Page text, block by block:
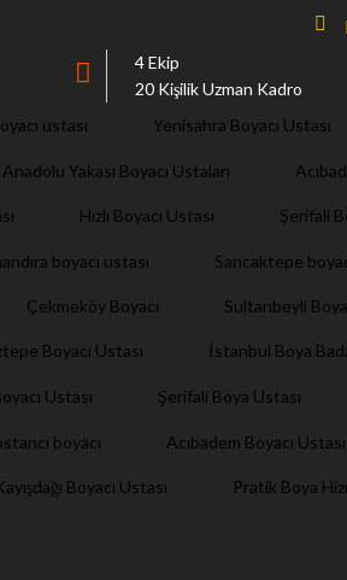
4 Ekip
20 Kişilik Uzman Kadro
ustası Yenisahra Boyacı Ustası
Anadolu Yakası Boyacı Ustaları
Hızlı Boyacı Ustası Şerifali
boyacı ustası Sancaktepe
Çekmeköy Boyacı Sultanbeyli
Boyacı Ustası İstanbul Boya
Ustası Şerifali Boya Ustası
boyacı Acıbadem Boyacı Ustası
Boyacı Ustası Pratik Boya